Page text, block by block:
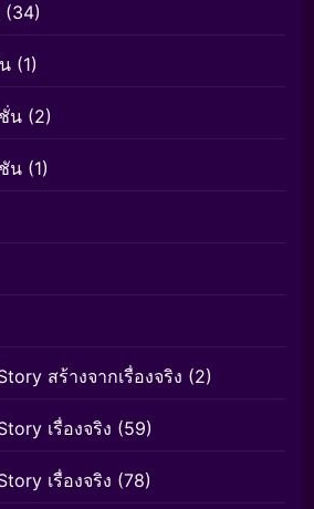
(34)
(1)
น (2)
น (1)
สร้างจากเรื่องจริง (2)
เรื่องจริง (59)
เรื่องจริง (78)